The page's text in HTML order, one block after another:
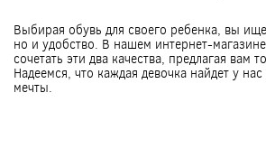
Выбирая обувь для своего ребенка, вы
но и удобство. В нашем интернет-
сочетать эти два качества, предлагая вам
Надеемся, что каждая девочка найдет у
мечты.